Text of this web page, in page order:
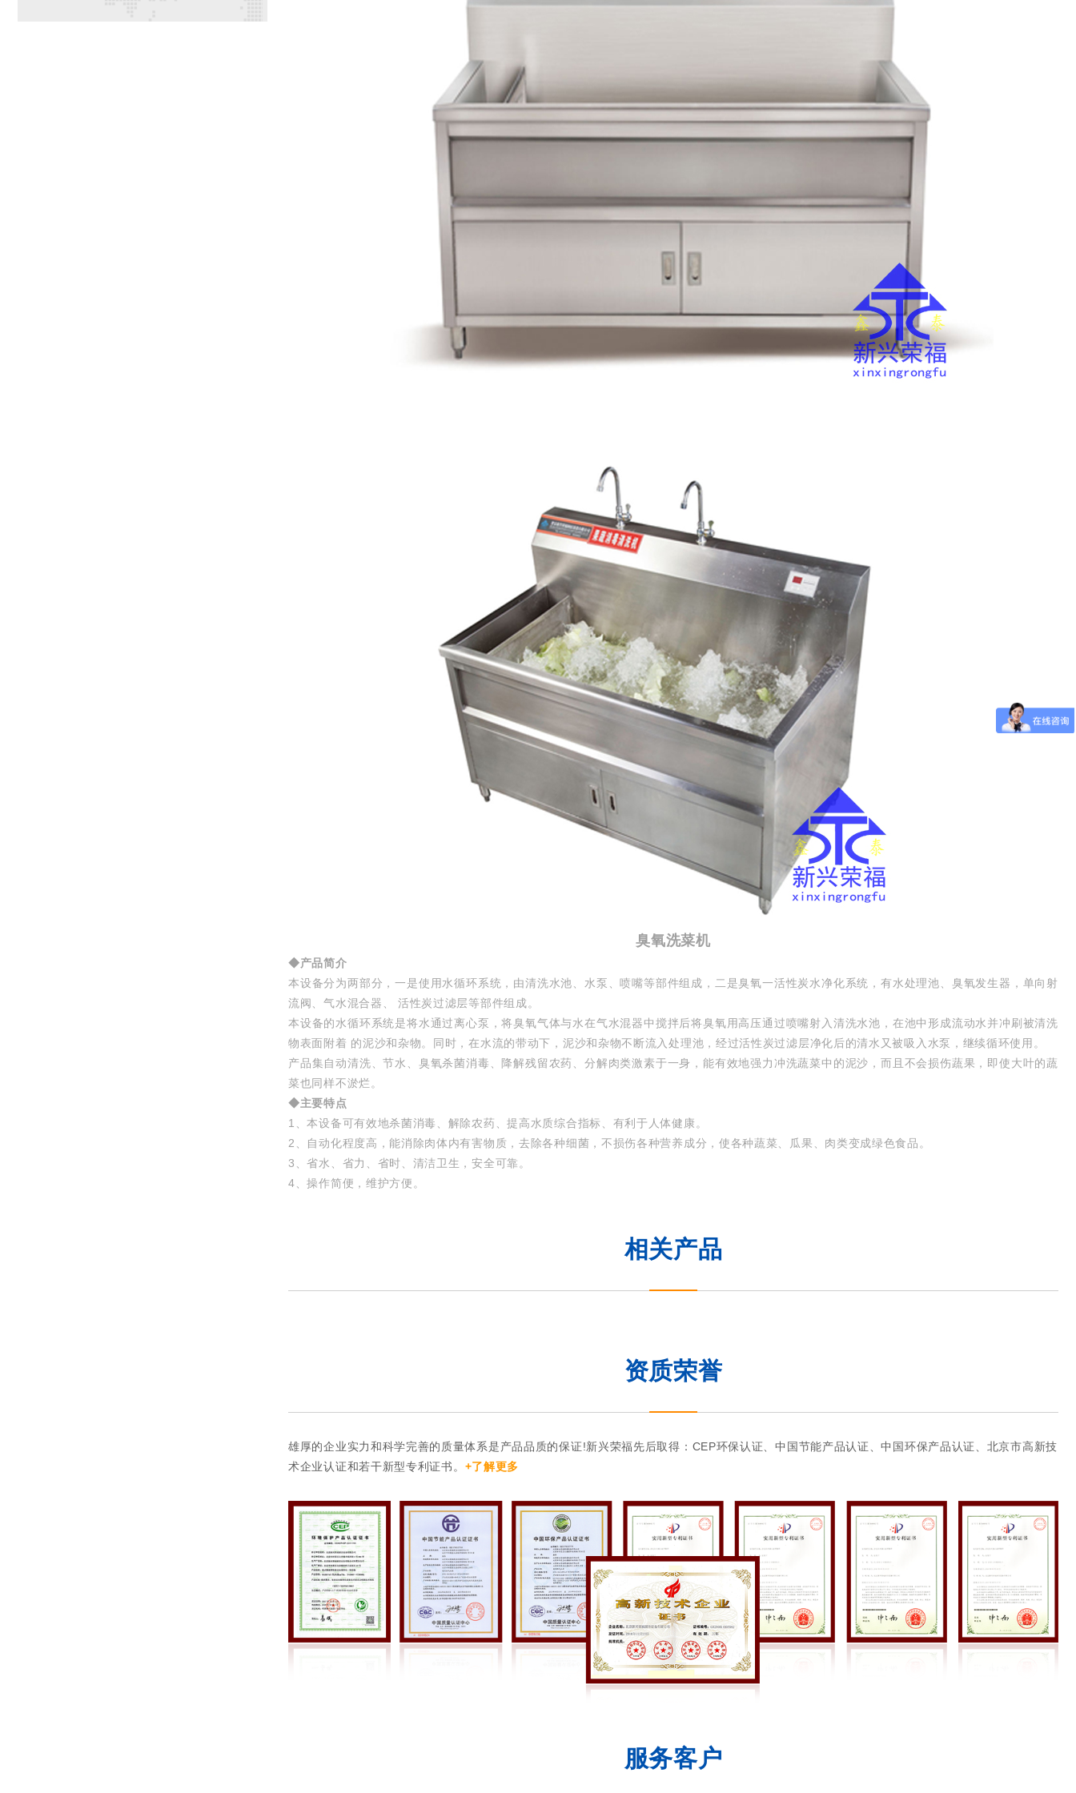
臭氧洗菜机
◆产品简介
本设备分为两部分，一是使用水循环系统，由清洗水池、水泵、喷嘴等部件组成，二是臭氧一活性炭水净化系统，有水处理池、臭氧发生器，单向射
流阀、气水混合器、 活性炭过滤层等部件组成。
本设备的水循环系统是将水通过离心泵，将臭氧气体与水在气水混器中搅拌后将臭氧用高压通过喷嘴射入清洗水池，在池中形成流动水并冲刷被清洗
物表面附着 的泥沙和杂物。同时，在水流的带动下，泥沙和杂物不断流入处理池，经过活性炭过滤层净化后的清水又被吸入水泵，继续循环使用。
产品集自动清洗、节水、臭氧杀菌消毒、降解残留农药、分解肉类激素于一身，能有效地强力冲洗蔬菜中的泥沙，而且不会损伤蔬果，即使大叶的蔬
菜也同样不淤烂。
◆主要特点
1、本设备可有效地杀菌消毒、解除农药、提高水质综合指标、有利于人体健康。
2、自动化程度高，能消除肉体内有害物质，去除各种细菌，不损伤各种营养成分，使各种蔬菜、瓜果、肉类变成绿色食品。
3、省水、省力、省时、清洁卫生，安全可靠。
4、操作简便，维护方便。
相关产品
资质荣誉
雄厚的企业实力和科学完善的质量体系是产品品质的保证!新兴荣福先后取得：CEP环保认证、中国节能产品认证、中国环保产品认证、北京市高新技
术企业认证和若干新型专利证书。 +了解更多
服务客户